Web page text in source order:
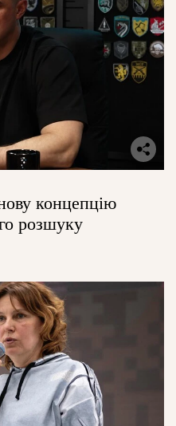
концепцію
розшуку